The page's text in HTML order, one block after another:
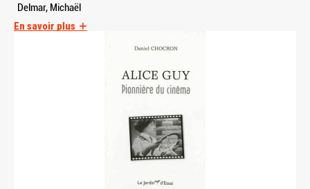
Delmar, Michaël
En savoir plus